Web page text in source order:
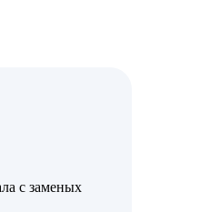
с заменых